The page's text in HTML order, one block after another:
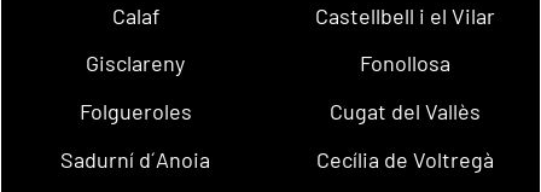
Calaf
Castellbell i el Vilar
Gisclareny
Fonollosa
Folgueroles
Cugat del Vallès
Sadurní d´Anoia
Cecília de Voltregà